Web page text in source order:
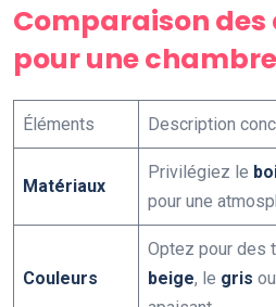
Comparaison
pour une
Éléments Description
Matériaux
Privilégiez le
pour une
Couleurs
Optez pour des
beige, le gris